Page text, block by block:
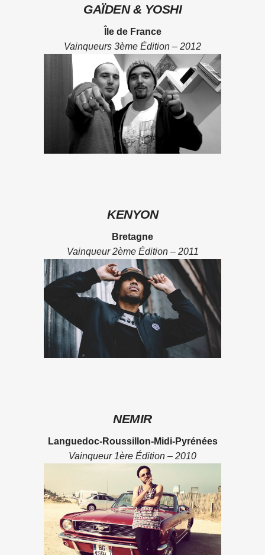
GAÏDEN & YOSHI
Île de France
Vainqueurs 3ème Édition – 2012
KENYON
Bretagne
Vainqueur 2ème Édition – 2011
NEMIR
Languedoc-Roussillon-Midi-Pyrénées
Vainqueur 1ère Édition – 2010